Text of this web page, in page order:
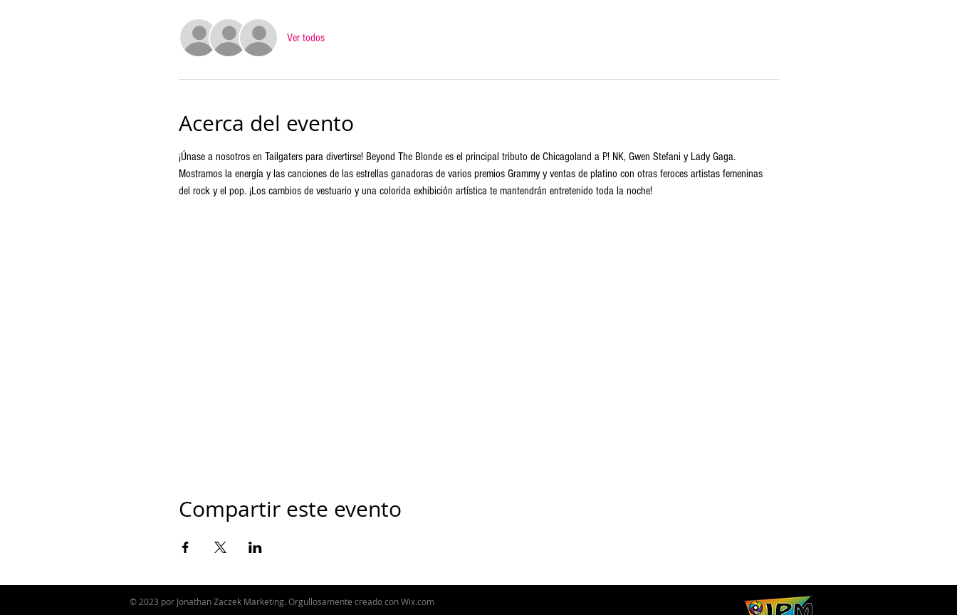
Ver todos
Acerca del evento
¡Únase a nosotros en Tailgaters para divertirse! Beyond The Blonde es el principal tributo de Chicagoland a P! NK, Gwen Stefani y Lady Gaga.
Mostramos la energía y las canciones de las estrellas ganadoras de varios premios Grammy y ventas de platino con otras feroces artistas femeninas
del rock y el pop. ¡Los cambios de vestuario y una colorida exhibición artística te mantendrán entretenido toda la noche!
Compartir este evento
© 2023 por Jonathan Zaczek Marketing. Orgullosamente creado conWix.com